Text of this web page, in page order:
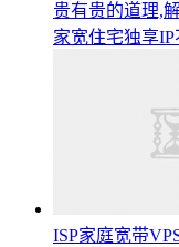
贵有贵的道理,
家宽住宅独享
ISP家庭宽带